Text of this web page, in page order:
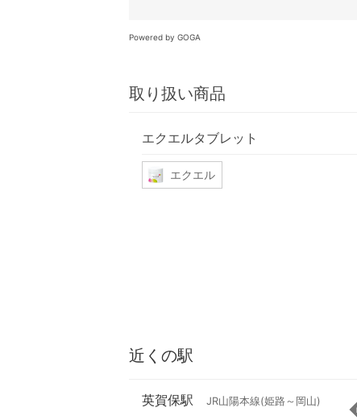
Powered by GOGA
取り扱い商品
エクエルタブレット
エクエル
近くの駅
英賀保駅 JR山陽本線(姫路～岡山)